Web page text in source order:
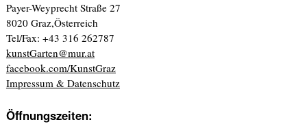
Payer-Weyprecht Straße 27
8020 Graz,Österreich
Tel/Fax: +43 316 262787
kunstGarten@mur.at
facebook.com/KunstGraz
Impressum & Datenschutz
Öffnungszeiten: